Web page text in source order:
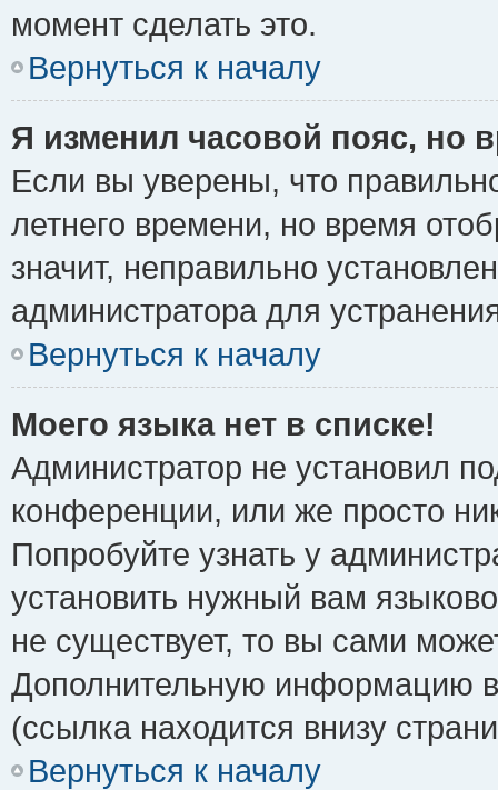
момент сделать это.
Вернуться к началу
Я изменил часовой пояс, но
Если вы уверены, что
летнего времени, но время
значит, неправильно
администратора для
Вернуться к началу
Моего языка нет в списке!
Администратор не установил
конференции, или же просто
Попробуйте узнать у
установить нужный вам
не существует, то вы сами
Дополнительную информацию
(ссылка находится внизу
Вернуться к началу